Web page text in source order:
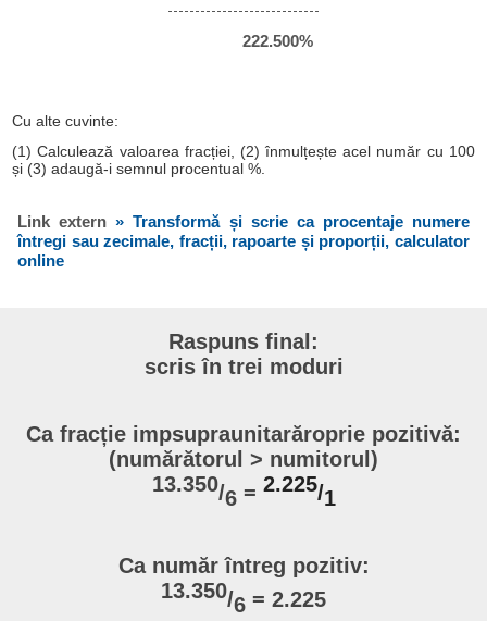
222.500%
Cu alte cuvinte:
(1) Calculează valoarea fracției, (2) înmulțește acel număr cu 100
și (3) adaugă-i semnul procentual %.
Link extern» Transformă și scrie ca procentaje numere
întregi sau zecimale, fracții, rapoarte și proporții, calculator
online
Raspuns final:
scris în trei moduri
Ca fracție impsupraunitarăroprie pozitivă:
(numărătorul > numitorul)
13.350/6 = 2.225/1
Ca număr întreg pozitiv:
13.350/6 = 2.225